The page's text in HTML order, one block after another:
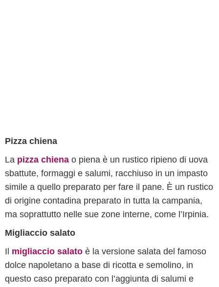
Pizza chiena
La pizza chiena o piena è un rustico ripieno di uova
sbattute, formaggi e salumi, racchiuso in un impasto
simile a quello preparato per fare il pane. È un rustico
di origine contadina preparato in tutta la campania,
ma soprattutto nelle sue zone interne, come l’Irpinia.
Migliaccio salato
Il migliaccio salato è la versione salata del famoso
dolce napoletano a base di ricotta e semolino, in
questo caso preparato con l’aggiunta di salumi e